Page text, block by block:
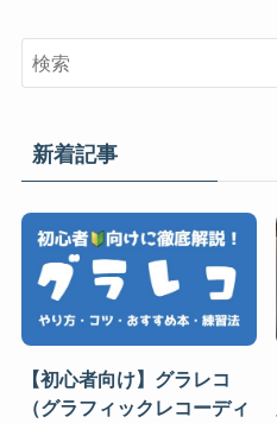
新着記事
【初心者向け】グラレコ
（グラフィックレコーディ